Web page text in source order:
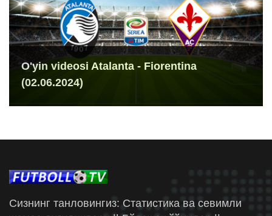
O'yin videosi Atalanta - Fiorentina
(02.06.2024)
Сизнинг танловингиз: Статистика ва севимли